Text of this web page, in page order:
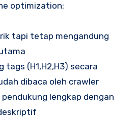
optimization:
tapi tetap mengandung
tags (H1,H2,H3) secara
dibaca oleh crawler
lengkap dengan